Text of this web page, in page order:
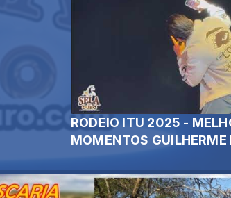
RODEIO ITU 2025 -
MOMENTOS GUILHERME